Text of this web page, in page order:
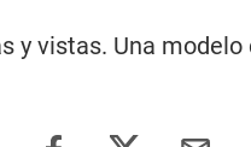
vistas. Una